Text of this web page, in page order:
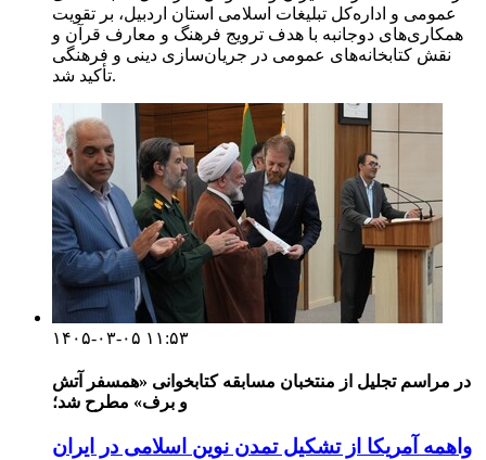
عمومی و اداره‌کل تبلیغات اسلامی استان اردبیل، بر تقویت
همکاری‌های دوجانبه با هدف ترویج فرهنگ و معارف قرآن و
نقش کتابخانه‌های عمومی در جریان‌سازی دینی و فرهنگی
تأکید شد.
۱۴۰۵-۰۳-۰۵ ۱۱:۵۳
در مراسم تجلیل از منتخبان مسابقه کتابخوانی «همسفر آتش
و برف» مطرح شد؛
واهمه آمریکا از تشکیل تمدن نوین اسلامی در ایران